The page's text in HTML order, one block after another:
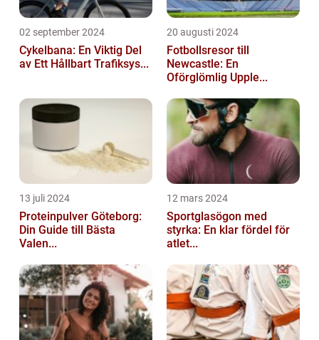
02 september 2024
Cykelbana: En Viktig Del
av Ett Hållbart Trafiksys...
20 augusti 2024
Fotbollsresor till
Newcastle: En
Oförglömlig Upple...
13 juli 2024
Proteinpulver Göteborg:
Din Guide till Bästa
Valen...
12 mars 2024
Sportglasögon med
styrka: En klar fördel för
atlet...